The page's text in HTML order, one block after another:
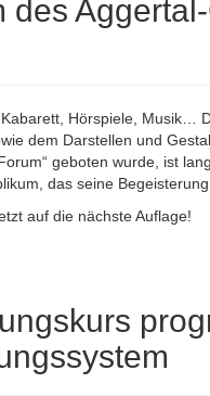
des
Hörspiele, Musik…
dem Darstellen und
geboten wurde, ist
das seine
auf die nächste Auflage!